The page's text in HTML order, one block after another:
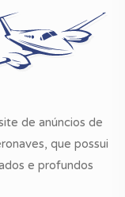
de anúncios de
que possui
e profundos